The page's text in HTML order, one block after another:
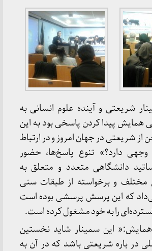
شریعتی و آینده علوم انسانی به
همایش پیدا کردن پاسخی بود به این
شریعتی در جهان امروز و در ارتباط
وجهی دارد؟» تنوع پاسخ‌ها، حضور
دانشگاهی متعدد و متعلق به
مختلف و برخواسته از طبقات سنی
که این پرسش پرسشی بوده است
را به خود مشغول کرده است.
همایش:« این سمینار شاید نخستین
در باره شریعتی باشد که در آن به